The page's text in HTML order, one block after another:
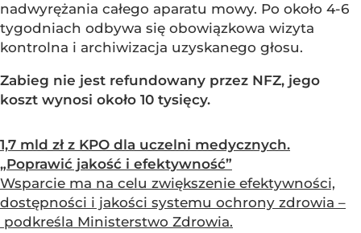
nadwyrężania całego aparatu mowy. Po około 4-6
tygodniach odbywa się obowiązkowa wizyta
kontrolna i archiwizacja uzyskanego głosu.
Zabieg nie jest refundowany przez NFZ, jego
koszt wynosi około 10 tysięcy.
1,7 mld zł z KPO dla uczelni medycznych.
„Poprawić jakość i efektywność”
Wsparcie ma na celu zwiększenie efektywności,
dostępności i jakości systemu ochrony zdrowia –
podkreśla Ministerstwo Zdrowia.